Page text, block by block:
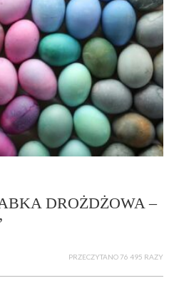
DROŻDŻOWA –
PRZECZYTANO 76 495 RAZY